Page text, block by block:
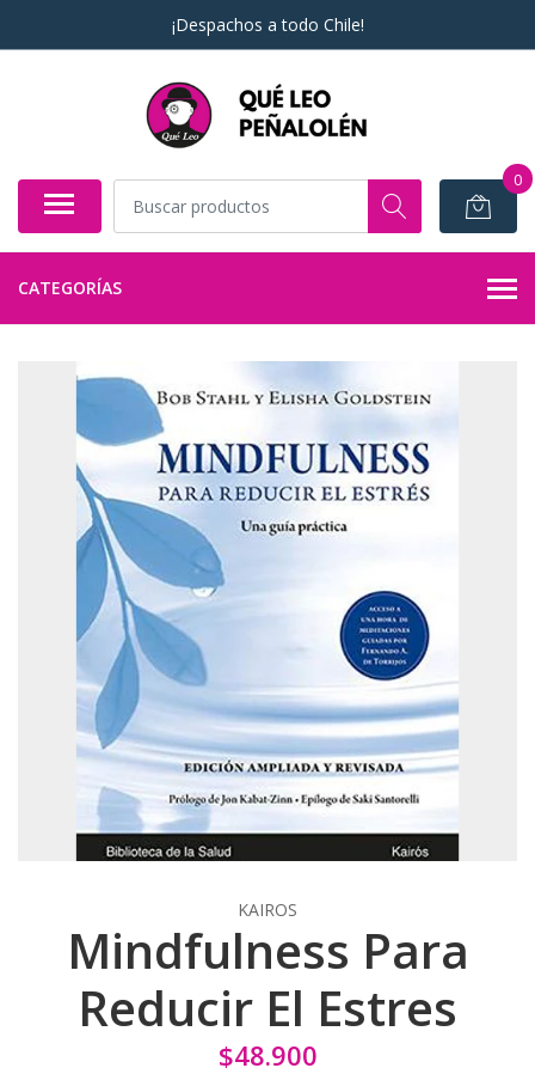
¡Despachos a todo Chile!
0
CATEGORÍAS
KAIROS
Mindfulness Para
Reducir El Estres
$48.900